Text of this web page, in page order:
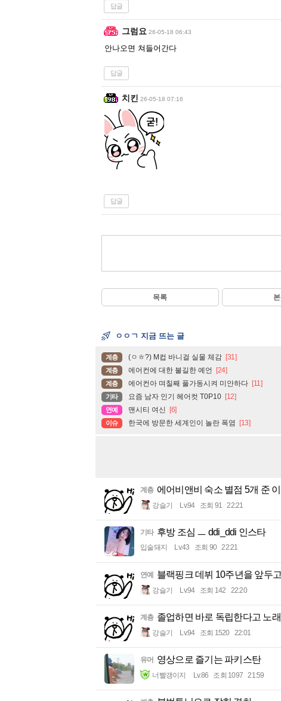
답글
그럼요 26-05-18 06:43
안나오면 쳐들어간다
답글
치킨 26-05-18 07:16
답글
목록
ㅇㅇㄱ 지금 뜨는 글
계층 (ㅇㅎ?) M컵 바니걸 실물 체감 [31]
계층 에어컨에 대한 불길한 예언 [24]
계층 에어컨아 며칠째 풀가동시켜 미안하다 [11]
기타 요즘 남자 인기 헤어컷 T0P10 [12]
연예 맨시티 여신 [6]
이슈 한국에 방문한 세계인이 놀란 폭염 [13]
계층 에어비앤비 숙소 별점 5개 준
강슬기 Lv.94 조회 91 22:21
기타 후방 조심 ㅡ ddi_ddi 인스타
입술돼지 Lv.43 조회 90 22:21
연예 블랙핑크 데뷔 10주년을 앞두
강슬기 Lv.94 조회 142 22:20
계층 졸업하면 바로 독립한다고 노
강슬기 Lv.94 조회 1520 22:01
유머 영상으로 즐기는 파키스탄
너빨갱이지 Lv.86 조회 1097 21:59